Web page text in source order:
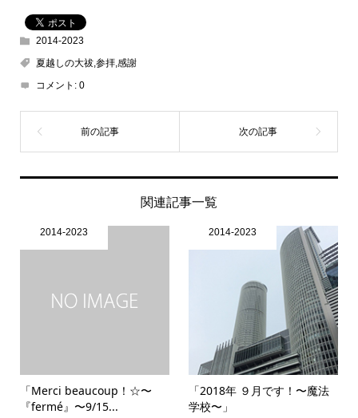
2014-2023
夏越しの大祓,参拝,感謝
コメント: 0
関連記事一覧
2014-2023
「Merci beaucoup！☆〜
『fermé』〜9/15...
2014-2023
「2018年 ９月です！〜魔法
学校〜」